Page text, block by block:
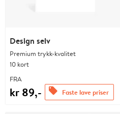
Design selv
Premium trykk-kvalitet
10 kort
FRA
kr 89,- offers Faste lave priser